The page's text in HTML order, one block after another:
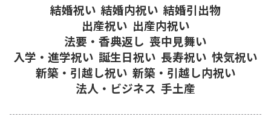
結婚祝い 結婚内祝い 結婚引出物
出産祝い 出産内祝い
法要・香典返し 喪中見舞い
入学・進学祝い 誕生日祝い 長寿祝い 快気祝い
新築・引越し祝い 新築・引越し内祝い
法人・ビジネス 手土産